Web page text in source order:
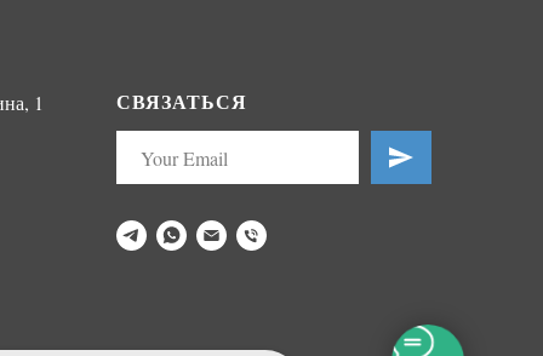
1
СВЯЗАТЬСЯ